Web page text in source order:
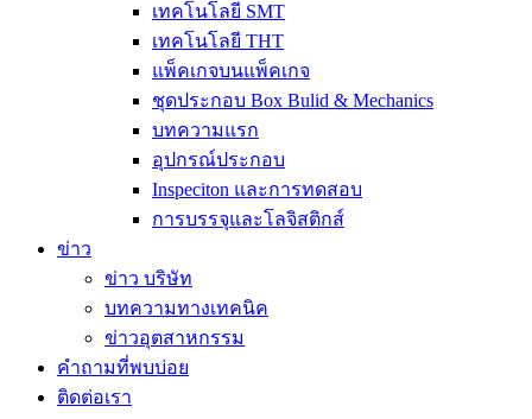
เทคโนโลยี SMT
เทคโนโลยี THT
แพ็คเกจบนแพ็คเกจ
ชุดประกอบ Box Bulid & Mechanics
บทความแรก
อุปกรณ์ประกอบ
Inspeciton และการทดสอบ
การบรรจุและโลจิสติกส์
ข่าว
ข่าว บริษัท
บทความทางเทคนิค
ข่าวอุตสาหกรรม
คำถามที่พบบ่อย
ติดต่อเรา